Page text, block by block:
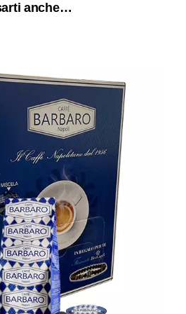
anche…
Caffè Barbaro
tutte le macchine a
Dolce Gusto ®
Cremoso Napoli